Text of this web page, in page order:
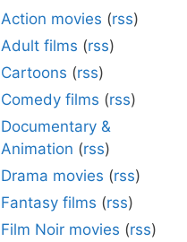
Action movies (rss)
Adult films (rss)
Cartoons (rss)
Comedy films (rss)
Documentary &
Animation (rss)
Drama movies (rss)
Fantasy films (rss)
Film Noir movies (rss)